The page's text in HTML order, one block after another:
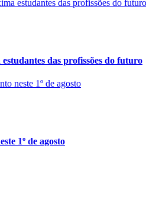
das profissões do futuro
1º de agosto